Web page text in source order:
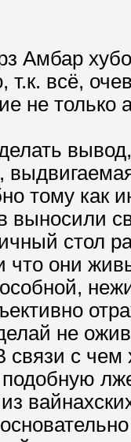
Амбар хубо
всё,
не
тому как
выносили
стол
они
не
с чем